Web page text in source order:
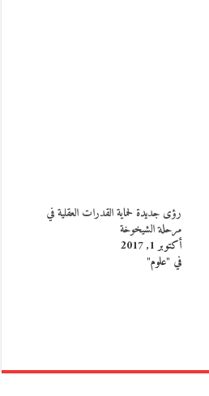
رؤى جديدة لحماية القدرات العقلية في
مرحلة الشيخوخة
أكتوبر 1, 2017
في "علوم"